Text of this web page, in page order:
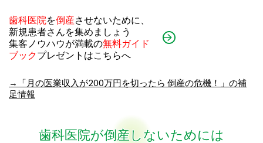
歯科医院を倒産させないために、
新規患者さんを集めましょう
集客ノウハウが満載の無料ガイド
ブックプレゼントはこちらへ
→「月の医業収入が200万円を切ったら 倒産の危機！」の補
足情報
歯科医院が倒産しないためには